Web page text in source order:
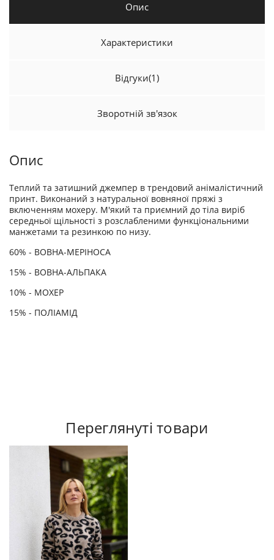
Опис
Характеристики
Відгуки(1)
Зворотній зв'язок
Опис
Теплий та затишний джемпер в трендовий анімалістичний
принт. Виконаний з натуральної вовняної пряжі з
включенням мохеру. М'який та приємний до тіла виріб
середньої щільності з розслабленими функціональними
манжетами та резинкою по низу.
60% - ВОВНА-МЕРІНОСА
15% - ВОВНА-АЛЬПАКА
10% - МОХЕР
15% - ПОЛІАМІД
Переглянуті товари